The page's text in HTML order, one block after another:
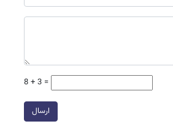
8 + 3 =
ارسال